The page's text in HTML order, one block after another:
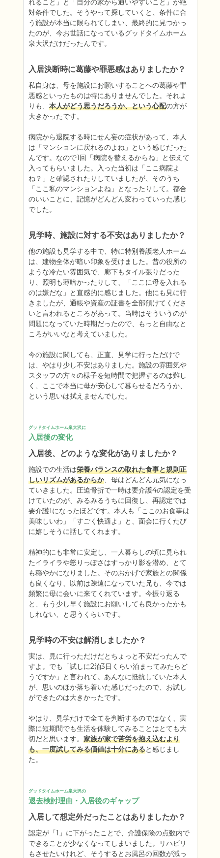
れること」と「自分の家から通いやすいこと」が絶
対条件でした。そうやって探していくと、条件に合
う施設が本当に限られてしまい、最終的に見つかっ
たのが、今お世話になっているグッドタイムホーム
泉大沢だけだったんです。
入居決断時に葛藤や罪悪感はありましたか？
私自身は、母を施設にお願いすることへの葛藤や罪
悪感といったものは特にありませんでした。それよ
りも、 本人がどう思うだろうか、という心配の方が
大きかったです。
病院から退院する時にせん妄の症状があって、本人
は「マンションに戻れるのよね」という感じだった
んです。なので1回「病院を替えるからね」と伝えて
入ってもらいました。入った当初は「ここ病院よ
ね？」と確認されたりしていましたが、そのうち
「ここ私のマンションよね」となったりして。都合
のいいことに、記憶がどんどん変わっていった感じ
でした。
見学時、施設に対する不安はありましたか？
他の施設も見学する中で、特に特別養護老人ホーム
は、建物全体が暗い印象を受けました。昔の役所の
ような冷たい雰囲気で、廊下もタイル張りだった
り、照明も薄暗かったりして、「ここに母を入れる
のは嫌だな」と直感的に感じました。他にも見に行
きましたが、通帳や資産の証書を全部預けてくださ
いと言われるところがあって。当時はそういうのが
問題になっていた時期だったので、もっと自由なと
ころがいいなと考えていました。
今の施設に関しても、正直、見学に行っただけで
は、やはり少し不安はありました。施設の雰囲気や
スタッフの方々の様子を短時間で把握するのは難し
く、ここで本当に母が安心して暮らせるだろうか、
という思いは拭えませんでした。
グッドタイムホーム泉大沢に
入居後の変化
入居後、どのような変化がありましたか？
施設での生活は栄養バランスの取れた食事と規則正
しいリズムがあるからか、母はどんどん元気になっ
ていきました。圧迫骨折で一時は要介護4の認定を受
けていたのが、みるみるうちに回復し、再認定では
要介護1になったほどです。本人も「ここのお食事は
美味しいわ」「すごく快適よ」と、面会に行くたび
に嬉しそうに話してくれます。
精神的にも非常に安定し、一人暮らしの頃に見られ
たイライラや怒りっぽさはすっかり影を潜め、とて
も穏やかになりました。そのおかげで家族との関係
も良くなり、以前は疎遠になっていた兄も、今では
頻繁に母に会いに来てくれています。今振り返る
と、もう少し早く施設にお願いしても良かったかも
しれない、と思うくらいです。
見学時の不安は解消しましたか？
実は、見に行っただけだとちょっと不安だったんで
すよ。でも「試しに2泊3日くらい泊まってみたらど
うですか」と言われて。あんなに抵抗していた本人
が、思いのほか落ち着いた感じだったので、お試し
ができたのは大きかったです。
やはり、見学だけで全てを判断するのではなく、実
際に短期間でも生活を体験してみることはとても大
切だと思います。 家族が家で苦労を抱え込むより
も、一度試してみる価値は十分にあると感じまし
た。
グッドタイムホーム泉大沢の
退去検討理由・入居後のギャップ
入居して想定外だったことはありましたか？
認定が「1」に下がったことで、介護保険の点数内で
できることが少なくなってしまいました。リハビリ
もさせたいけれど、そうするとお風呂の回数が減っ